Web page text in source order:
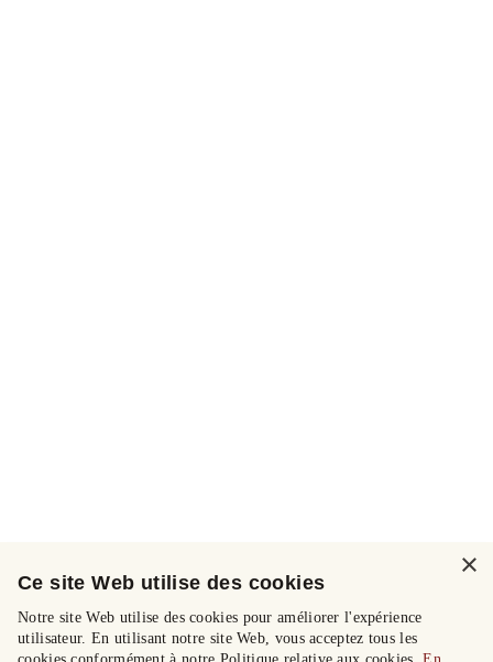
×
Ce site Web utilise des cookies
Notre site Web utilise des cookies pour améliorer l'expérience
utilisateur. En utilisant notre site Web, vous acceptez tous les